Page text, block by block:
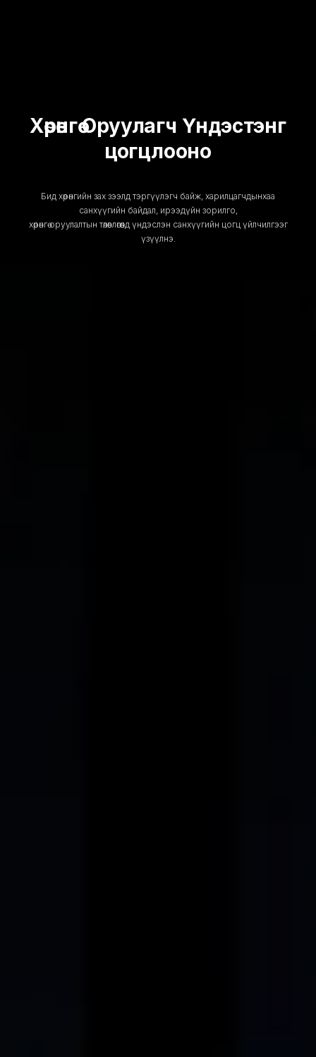
Хөрөнгө Оруулагч Үндэстэнг
цогцлооно
Бид хөрөнгийн зах зээлд тэргүүлэгч байж, харилцагчдынхаа
санхүүгийн байдал, ирээдүйн зорилго,
хөрөнгө оруулалтын төлөвлөгөөнд үндэслэн санхүүгийн цогц үйлчилгээг
үзүүлнэ.